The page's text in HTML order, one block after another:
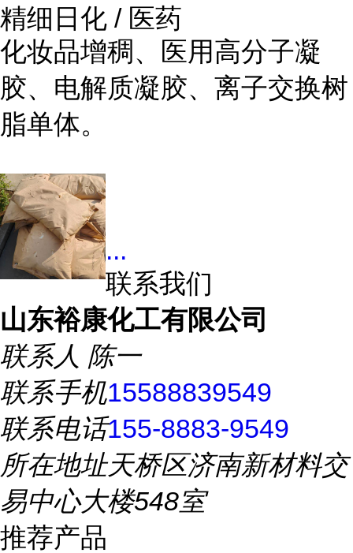
精细日化 / 医药
化妆品增稠、医用高分子凝
胶、电解质凝胶、离子交换树
脂单体。
...
联系我们
山东裕康化工有限公司
联系人 陈一
联系手机15588839549
联系电话155-8883-9549
所在地址天桥区济南新材料交
易中心大楼548室
推荐产品